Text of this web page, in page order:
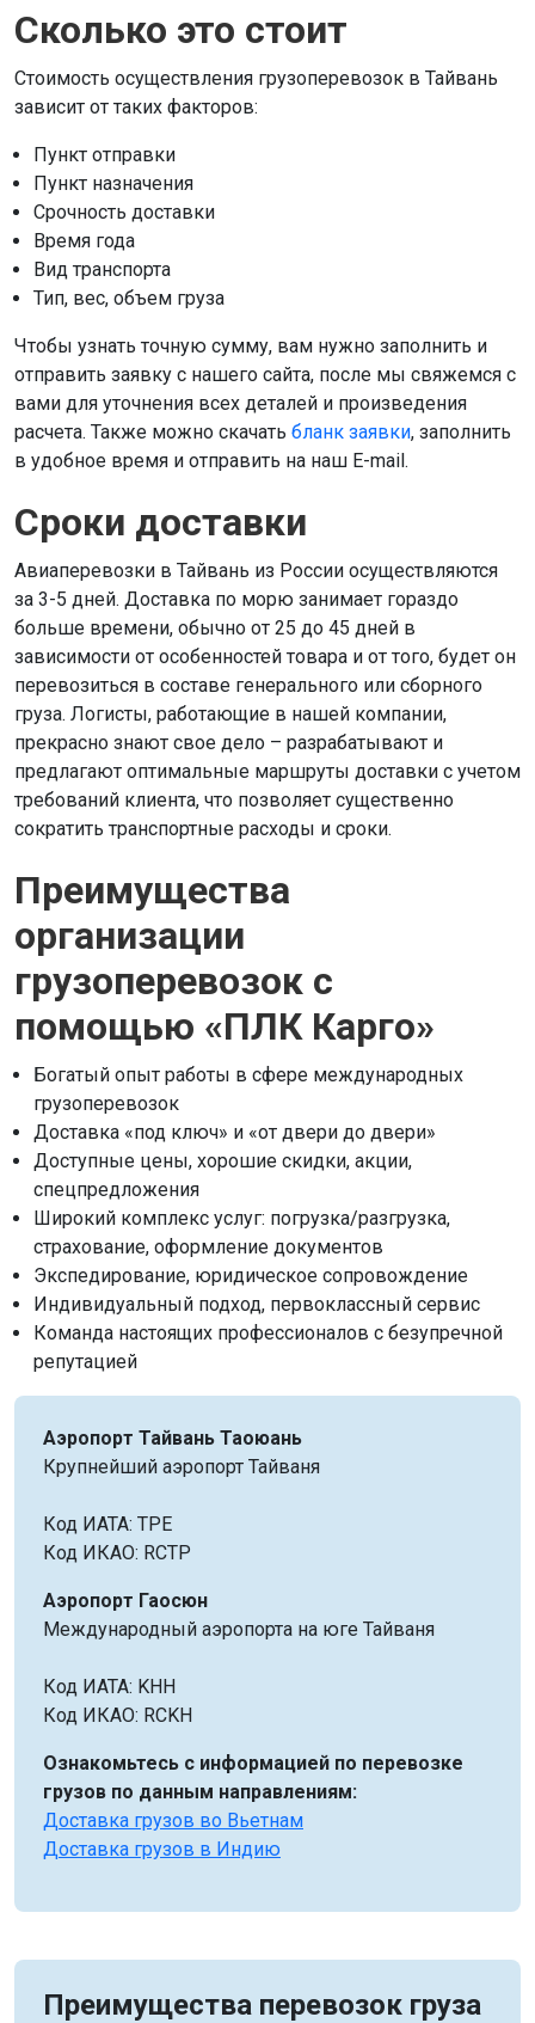
Сколько это стоит
Стоимость осуществления грузоперевозок в Тайвань
зависит от таких факторов:
Пункт отправки
Пункт назначения
Срочность доставки
Время года
Вид транспорта
Тип, вес, объем груза
Чтобы узнать точную сумму, вам нужно заполнить и
отправить заявку с нашего сайта, после мы свяжемся с
вами для уточнения всех деталей и произведения
расчета. Также можно скачать бланк заявки, заполнить
в удобное время и отправить на наш E-mail.
Сроки доставки
Авиаперевозки в Тайвань из России осуществляются
за 3-5 дней. Доставка по морю занимает гораздо
больше времени, обычно от 25 до 45 дней в
зависимости от особенностей товара и от того, будет он
перевозиться в составе генерального или сборного
груза. Логисты, работающие в нашей компании,
прекрасно знают свое дело – разрабатывают и
предлагают оптимальные маршруты доставки с учетом
требований клиента, что позволяет существенно
сократить транспортные расходы и сроки.
Преимущества
организации
грузоперевозок с
помощью «ПЛК Карго»
Богатый опыт работы в сфере международных
грузоперевозок
Доставка «под ключ» и «от двери до двери»
Доступные цены, хорошие скидки, акции,
спецпредложения
Широкий комплекс услуг: погрузка/разгрузка,
страхование, оформление документов
Экспедирование, юридическое сопровождение
Индивидуальный подход, первоклассный сервис
Команда настоящих профессионалов с безупречной
репутацией
Аэропорт Тайвань Таоюань
Крупнейший аэропорт Тайваня
Код ИАТА: TPE
Код ИКАО: RCTP
Аэропорт Гаосюн
Международный аэропорта на юге Тайваня
Код ИАТА: KHH
Код ИКАО: RCKH
Ознакомьтесь с информацией по перевозке
грузов по данным направлениям:
Доставка грузов во Вьетнам
Доставка грузов в Индию
Преимущества перевозок груза